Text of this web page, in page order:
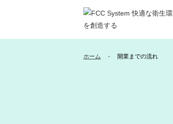
ホーム 開業までの流れ